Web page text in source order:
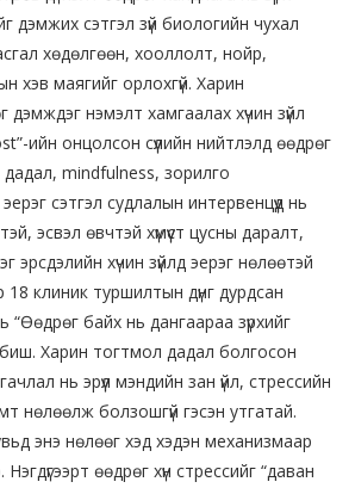
дэмжих сэтгэл зүй биологийн чухал
хөдөлгөөн, хооллолт, нойр,
хэв маягийг орлохгүй. Харин
дэмждэг нэмэлт хамгаалах хүчин зүйл
ийн онцолсон сүүлийн нийтлэлд өөдрөг
mindfulness, зорилго
сэтгэл судлалын интервенцүүд нь
эсвэл өвчтэй хүмүүст цусны даралт,
эрсдэлийн хүчин зүйлд эерэг нөлөөтэй
клиник туршилтын дүнг дурдсан
“Өөдрөг байх нь дангаараа зүрхийг
биш. Харин тогтмол дадал болгосон
нь эрүүл мэндийн зан үйл, стрессийн
нөлөөлж болзошгүй гэсэн утгатай.
энэ нөлөөг хэд хэдэн механизмаар
өөдрөг хүн стрессийг “даван